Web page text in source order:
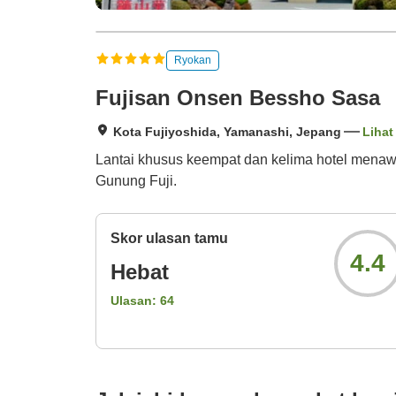
Ryokan
Fujisan Onsen Bessho Sasa
Kota Fujiyoshida, Yamanashi, Jepang Lihat
Lantai khusus keempat dan kelima hotel
Gunung Fuji.
Skor ulasan tamu
Hebat
Ulasan: 64
4.4